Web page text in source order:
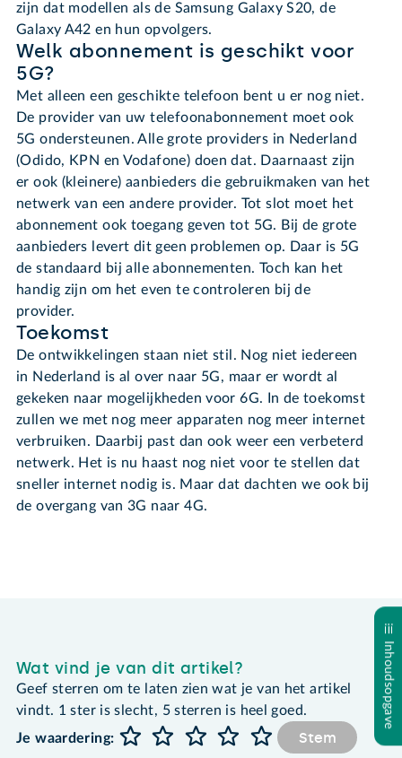
zijn dat modellen als de Samsung Galaxy S20, de
Galaxy A42 en hun opvolgers.
Welk abonnement is geschikt voor
5G?
Met alleen een geschikte telefoon bent u er nog niet.
De provider van uw telefoonabonnement moet ook
5G ondersteunen. Alle grote providers in Nederland
(Odido, KPN en Vodafone) doen dat. Daarnaast zijn
er ook (kleinere) aanbieders die gebruikmaken van het
netwerk van een andere provider. Tot slot moet het
abonnement ook toegang geven tot 5G. Bij de grote
aanbieders levert dit geen problemen op. Daar is 5G
de standaard bij alle abonnementen. Toch kan het
handig zijn om het even te controleren bij de
provider.
Toekomst
De ontwikkelingen staan niet stil. Nog niet iedereen
in Nederland is al over naar 5G, maar er wordt al
gekeken naar mogelijkheden voor 6G. In de toekomst
zullen we met nog meer apparaten nog meer internet
verbruiken. Daarbij past dan ook weer een verbeterd
netwerk. Het is nu haast nog niet voor te stellen dat
sneller internet nodig is. Maar dat dachten we ook bij
de overgang van 3G naar 4G.
Inhoudsopgave
Wat vind je van dit artikel?
Geef sterren om te laten zien wat je van het artikel
vindt. 1 ster is slecht, 5 sterren is heel goed.
Je waardering:
Stem